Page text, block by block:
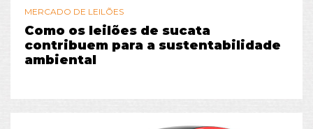
MERCADO DE LEILÕES
Como os leilões de sucata
contribuem para a sustentabilidade
ambiental